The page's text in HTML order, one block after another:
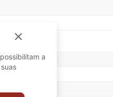
close
a